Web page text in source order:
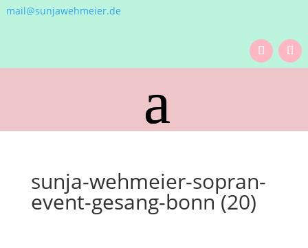
mail@sunjawehmeier.de
sunja-wehmeier-sopran-
event-gesang-bonn (20)